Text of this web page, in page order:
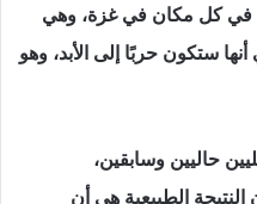
كل مكان في غزة، وهي
ستكون حربًا إلى الأبد، وهو
حاليين وسابقين،
النتيجة الطبيعية هي أن